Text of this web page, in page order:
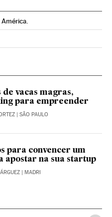
América.
Instagram
en Facebook
de vacas magras,
para empreender
| SÃO PAULO
para convencer um
apostar na sua startup
| MADRI